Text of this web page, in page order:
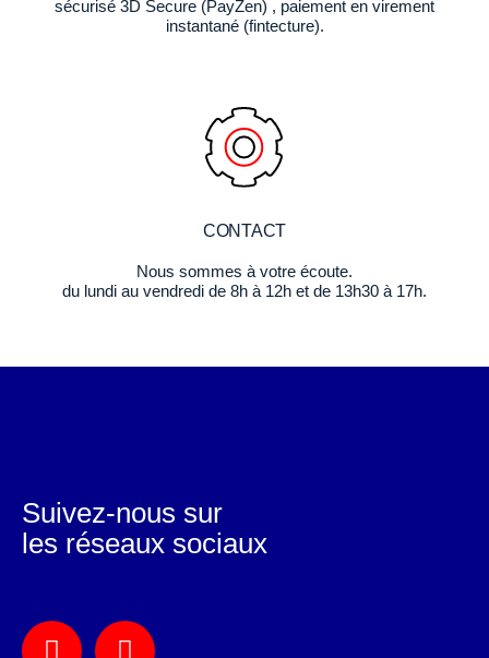
sécurisé 3D Secure (PayZen) , paiement en virement
instantané (fintecture).
CONTACT
Nous sommes à votre écoute.
du lundi au vendredi de 8h à 12h et de 13h30 à 17h.
Suivez-nous sur
les réseaux sociaux